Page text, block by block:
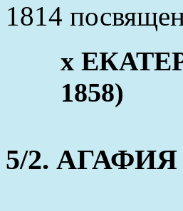
1814
x
1858)
5/2. АГАФИЯ